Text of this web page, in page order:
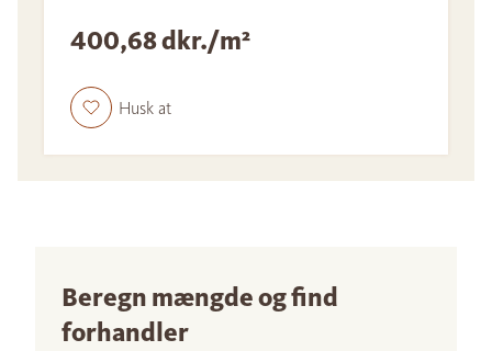
400,68 dkr./m²
Husk at
Beregn mængde og find
forhandler